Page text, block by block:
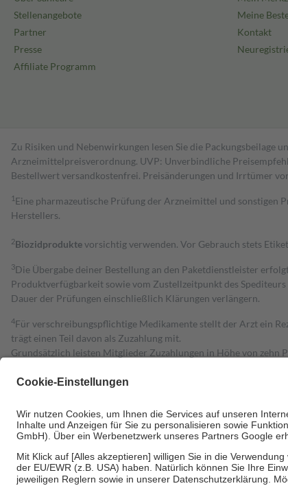
Stellenangebote
Partner
Presse
Affiliate Programm
Meine
Kontakt
Zu Risiken und Nebenwirkungen lesen Sie die
Arzneimittelpreisverordnung. UVP: Unverbindliche
Bestell­wert versand­kosten­frei. Preisänderungen und Irrtümer
1 Eine pharmazeutische Prüfung der Arzneimittel und sonstigen
Herstellers.
2Biozidproduktevorsichtig verwenden. Vor Gebrauch stets
3Die Übergabe deiner Bestellung an den Paketdienstleister
Produktverfügbarkeit sowie vom Zustellzeitpunkt des
Dauer der Prüfungen einschließlich Klärungen verlängern.
4Für verschreibungspflichtige Medikamente stellt der Arzt ein
trägt einen Teil davon als Zuzahlung mit.
Grundsätzlich leisten Mitglieder Zuzahlungen in Höhe von zehn
Diese Regeln gelten grundsätzlich auch für Online-Apotheken.
Um das Engagement der Versicherten für ihre eigene
• Kindern und Jugendlichen bis zum vollendeten 18. Lebensjahr
• Untersuchungen zur Vorsorge und Früherkennung, die von
• empfohlenen Schutzimpfungen
• Harn- und Blutteststreifen